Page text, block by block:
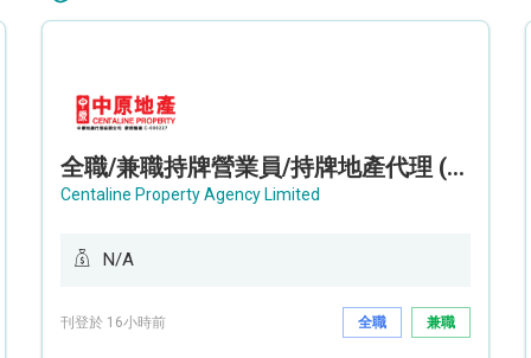
全職/兼職持牌營業員/持牌地產代理 (長沙灣/將軍澳/油塘)
Centaline Property Agency Limited
N/A
刊登於 16小時前 全職 兼職